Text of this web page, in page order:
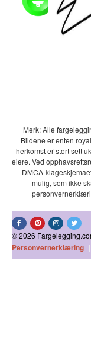
Merk: Alle
Bildene er enten
herkomst er stort sett
eiere. Ved
DMCA-
mulig, som ikke
© 2026
Personvernerklæring |